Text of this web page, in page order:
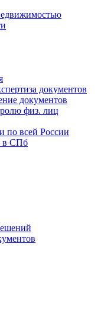
документов
документов
физ. лиц
по всей России
в СПб